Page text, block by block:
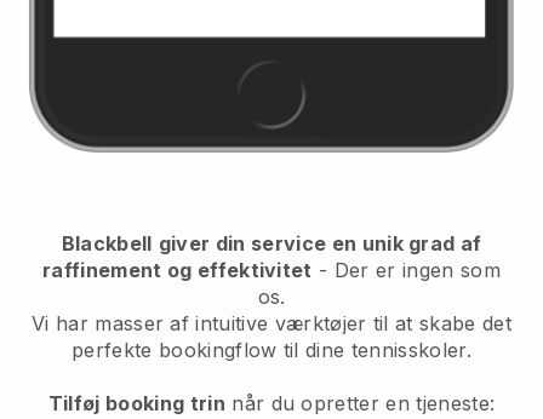
Blackbell giver din service en unik grad af
raffinement og effektivitet - Der er ingen som
os.
Vi har masser af intuitive værktøjer til at skabe det
perfekte bookingflow til dine tennisskoler.
Tilføj booking trin når du opretter en tjeneste: